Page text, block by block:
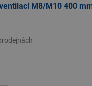
M8/M10 400